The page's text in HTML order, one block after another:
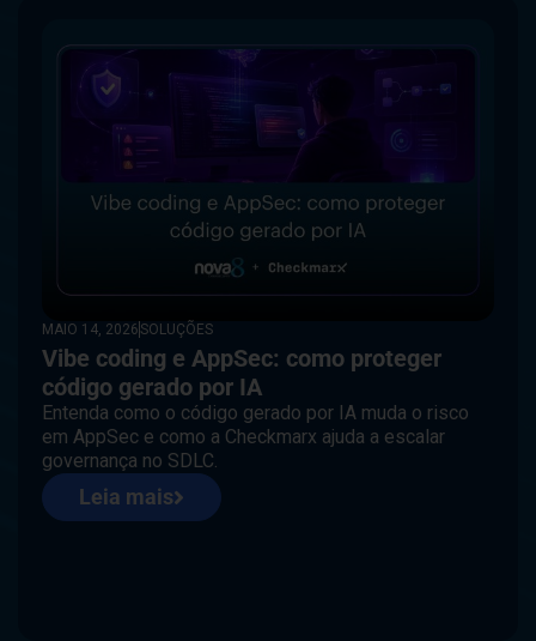
MAIO 14, 2026 SOLUÇÕES
Vibe coding e AppSec: como proteger
código gerado por IA
Entenda como o código gerado por IA muda o risco
em AppSec e como a Checkmarx ajuda a escalar
governança no SDLC.
Leia mais